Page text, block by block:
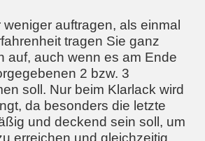
auftragen, als einmal
tragen Sie ganz
auf, auch wenn es am Ende
2 bzw. 3
soll. Nur beim Klarlack wird
da besonders die letzte
und deckend sein soll, um
erreichen und gleichzeitig